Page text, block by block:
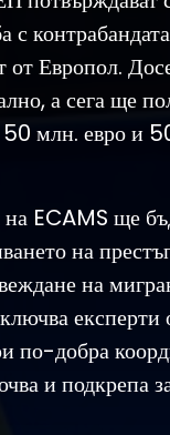
с
от Европол.
а сега ще
млн. евро и
ECAMS ще
на
на
по-добра
и подкрепа